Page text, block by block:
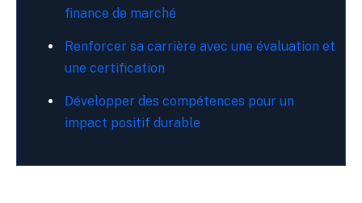
finance de marché
Renforcer sa carrière avec une évaluation et
une certification
Développer des compétences pour un
impact positif durable